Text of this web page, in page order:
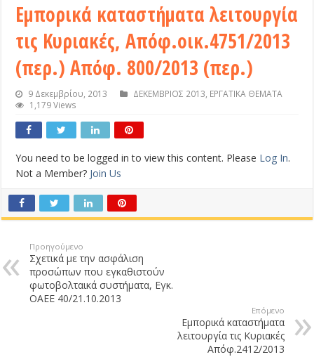
Εμπορικά καταστήματα λειτουργία
τις Κυριακές, Απόφ.οικ.4751/2013
(περ.) Απόφ. 800/2013 (περ.)
9 Δεκεμβρίου, 2013 ΔΕΚΕΜΒΡΙΟΣ 2013, ΕΡΓΑΤΙΚΑ ΘΕΜΑΤΑ
1,179 Views
You need to be logged in to view this content. Please Log In.
Not a Member? Join Us
Προηγούμενο
Σχετικά με την ασφάλιση
προσώπων που εγκαθιστούν
φωτοβολταικά συστήματα, Εγκ.
ΟΑΕΕ 40/21.10.2013
Επόμενο
Εμπορικά καταστήματα
λειτουργία τις Κυριακές
Απόφ.2412/2013